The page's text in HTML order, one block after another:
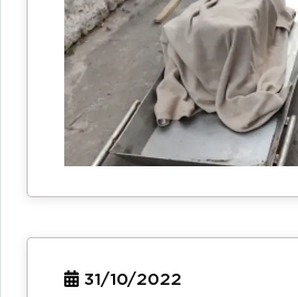
31/10/2022